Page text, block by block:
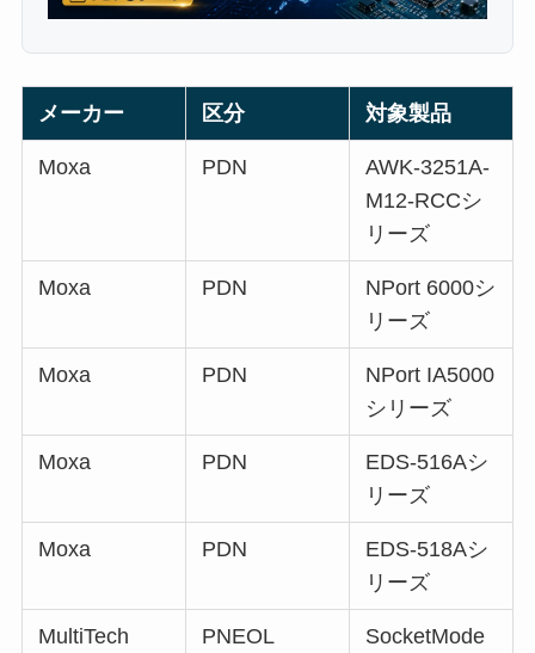
メーカー 区分 対象製品
Moxa PDN
AWK-3251A-
M12-RCCシ
リーズ
Moxa PDN
NPort 6000シ
リーズ
Moxa PDN
NPort IA5000
シリーズ
Moxa PDN
EDS-516Aシ
リーズ
Moxa PDN
EDS-518Aシ
リーズ
MultiTech PNEOL
SocketMode